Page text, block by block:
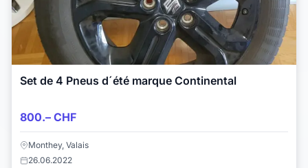
Set de 4 Pneus d´été marque Continental
800.– CHF
Monthey, Valais
26.06.2022